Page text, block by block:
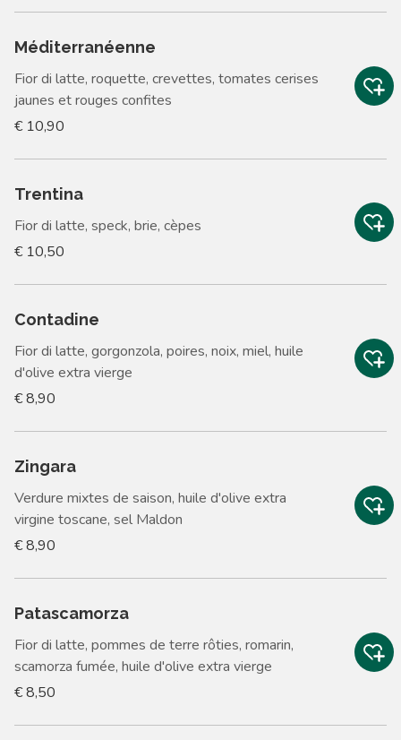
Méditerranéenne
Fior di latte, roquette, crevettes, tomates cerises
jaunes et rouges confites
€ 10,90
Trentina
Fior di latte, speck, brie, cèpes
€ 10,50
Contadine
Fior di latte, gorgonzola, poires, noix, miel, huile
d'olive extra vierge
€ 8,90
Zingara
Verdure mixtes de saison, huile d'olive extra
virgine toscane, sel Maldon
€ 8,90
Patascamorza
Fior di latte, pommes de terre rôties, romarin,
scamorza fumée, huile d'olive extra vierge
€ 8,50